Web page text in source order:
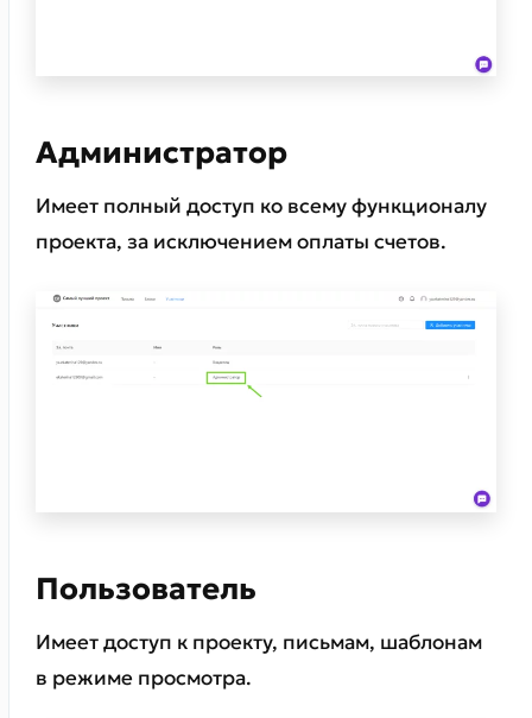
Администратор
Имеет полный доступ ко всему функционалу
проекта, за исключением оплаты счетов.
Пользователь
Имеет доступ к проекту, письмам, шаблонам
в режиме просмотра.